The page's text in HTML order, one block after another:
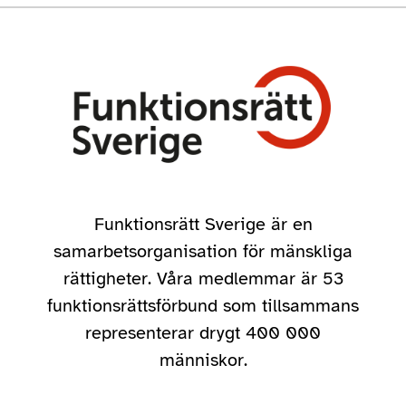
Funktionsrätt Sverige är en
samarbetsorganisation för mänskliga
rättigheter. Våra medlemmar är 53
funktionsrättsförbund som tillsammans
representerar drygt 400 000
människor.